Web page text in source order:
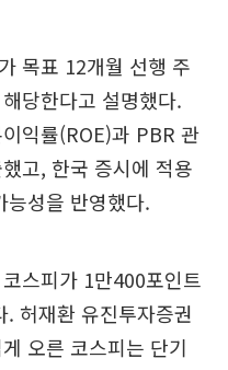
목표 12개월 선행 주
당한다고 설명했다.
익률(ROE)과 PBR 관
고, 한국 증시에 적용
능성을 반영했다.
스피가 1만400포인트
허재환 유진투자증권
오른 코스피는 단기